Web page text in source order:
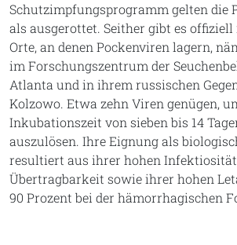
Schutzimpfungsprogramm gelten die
als ausgerottet. Seither gibt es
Orte, an denen Pockenviren lagern,
im Forschungszentrum der
Atlanta und in ihrem russischen
Kolzowo. Etwa zehn Viren genügen,
Inkubationszeit von sieben bis 14
auszulösen. Ihre Eignung als
resultiert aus ihrer hohen
Übertragbarkeit sowie ihrer hohen
90 Prozent bei der hämorrhagischen